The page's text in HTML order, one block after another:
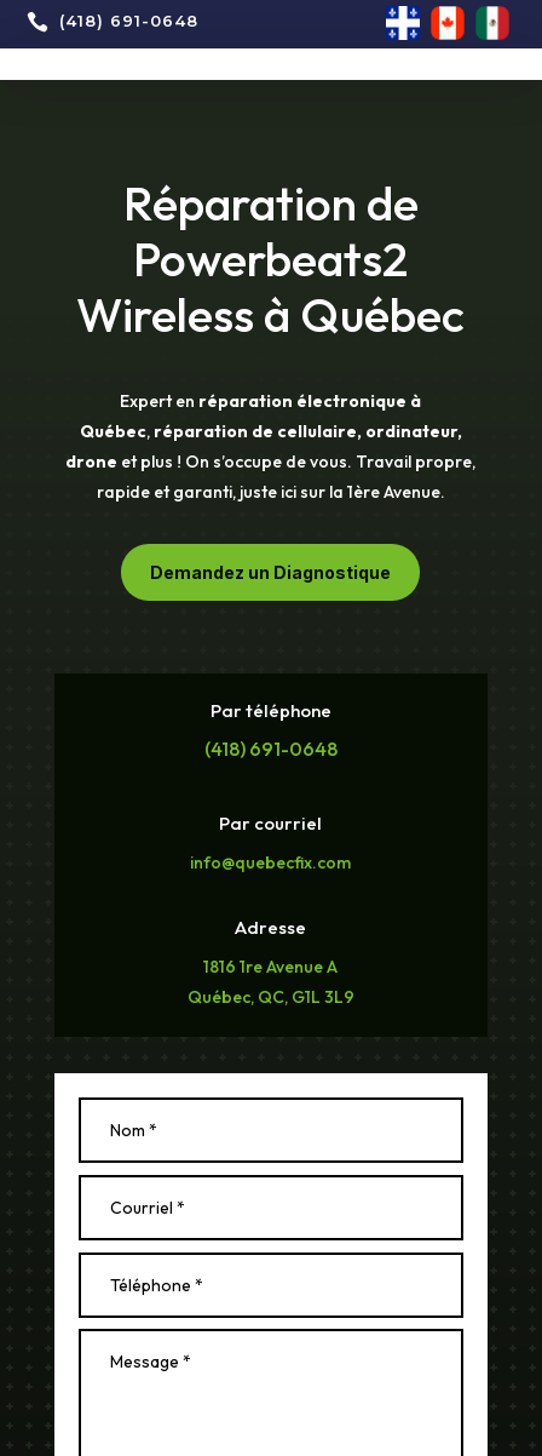
 (418) 691-0648
Réparation de
Powerbeats2
Wireless à Québec
Expert en réparation électronique à
Québec, réparation de cellulaire, ordinateur,
drone et plus ! On s’occupe de vous. Travail propre,
rapide et garanti, juste ici sur la 1ère Avenue.
Demandez un Diagnostique
Par téléphone
(418) 691-0648
Par courriel
info@quebecfix.com
Adresse
1816 1re Avenue A
Québec, QC, G1L 3L9